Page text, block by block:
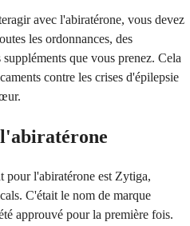
avec l'abiratérone, vous devez
les ordonnances, des
que vous prenez. Cela
contre les crises d'épilepsie
pour l'abiratérone est Zytiga,
C'était le nom de marque
approuvé pour la première fois.